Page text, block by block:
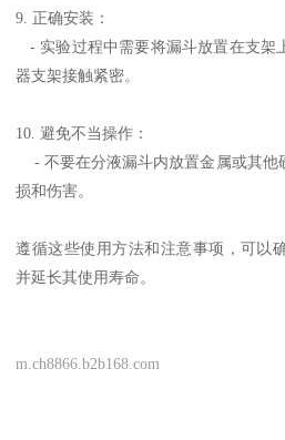
9. 正确安装：
- 实验过程中需要将漏斗放置在支架
器支架接触紧密。
10. 避免不当操作：
- 不要在分液漏斗内放置金属或其他
损和伤害。
遵循这些使用方法和注意事项，可以
并延长其使用寿命。
m.ch8866.b2b168.com